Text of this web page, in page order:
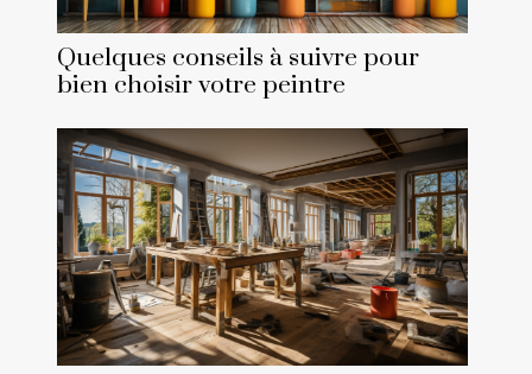
Quelques conseils à suivre pour
bien choisir votre peintre